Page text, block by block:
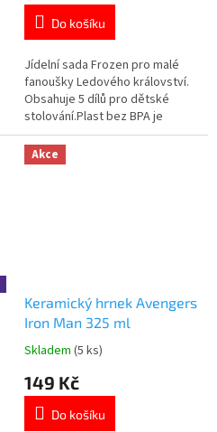
5,0
5
hvězdiček.
Do košíku
Jídelní sada Frozen pro malé
fanoušky Ledového království.
Obsahuje 5 dílů pro dětské
stolování.Plast bez BPA je
bezpečný pro běžné
používání.Lehké a odolné
provedení.Vhodná do
Akce
Keramický hrnek Avengers
Iron Man 325 ml
Průměrné
produktu
5,0
Skladem (5 ks)
149 Kč
Do košíku